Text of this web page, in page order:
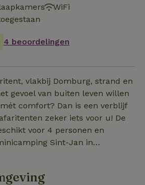
WiFi
4 beoordelingen
vlakbij Domburg, strand en
gevoel van buiten leven willen
comfort? Dan is een verblijf
zeker iets voor u! De
voor 4 personen en
Sint-Jan in
bos en het strand. In de
een open keuken met een 4